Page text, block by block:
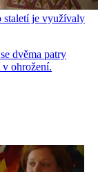
staletí je využívaly
dvěma patry
ohrožení.